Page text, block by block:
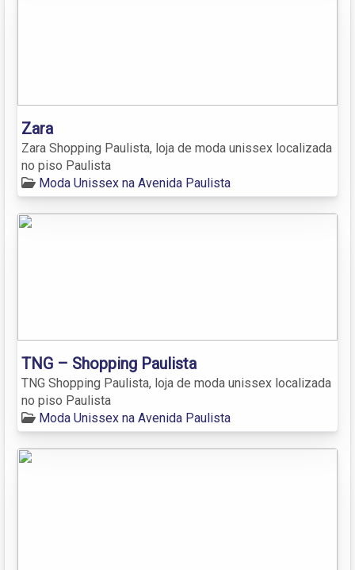
Zara
Zara Shopping Paulista, loja de moda unissex localizada
no piso Paulista
Moda Unissex na Avenida Paulista
TNG – Shopping Paulista
TNG Shopping Paulista, loja de moda unissex localizada
no piso Paulista
Moda Unissex na Avenida Paulista